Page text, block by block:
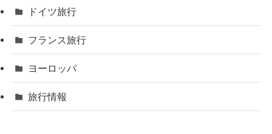
ドイツ旅行
フランス旅行
ヨーロッパ
旅行情報